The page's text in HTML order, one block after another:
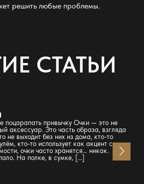
решить любые проблемы.
СТАТЬИ
поцарапать привычку Очки — это не
аксессуар. Это часть образа, взгляда
не выходит без них из дома, кто-то
кто-то использует как акцент стиля.
очки часто хранятся… никак.
На полке, в сумке, […]